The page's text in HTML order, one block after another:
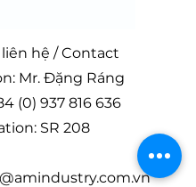
hệ / Contact
Mr. Đặng Ráng
(0) 937 816 636
SR 208